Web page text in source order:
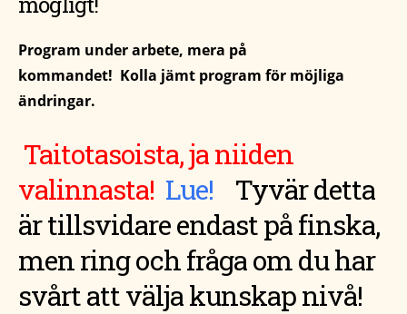
Program under arbete, mera på
kommandet! Kolla jämt program för möjliga
ändringar.
Taitotasoista, ja niiden
valinnasta! Lue! Tyvär detta
är tillsvidare endast på finska,
men ring och fråga om du har
svårt att välja kunskap nivå!